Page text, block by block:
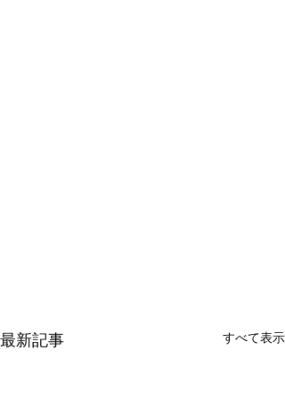
最新記事 すべて表示